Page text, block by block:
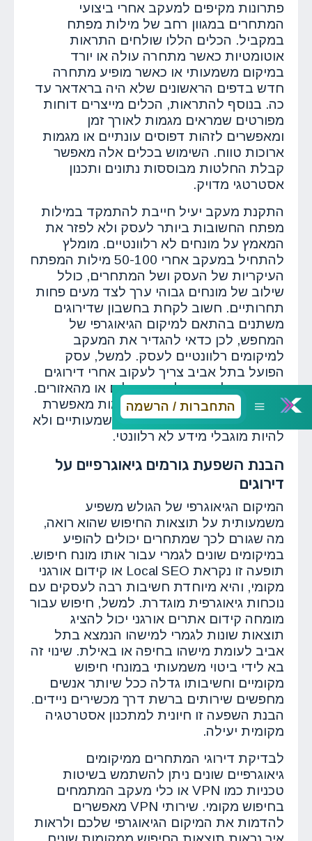
התחברות / הרשמה
פתרונות מקיפים למעקב אחרי ביצועי
המתחרים במגוון רחב של מילות מפתח
במקביל. הכלים הללו שולחים התראות
אוטומטיות כאשר מתחרה עולה או יורד
במיקום משמעותי או כאשר מופיע מתחרה
חדש בדפים הראשונים שלא היה בראדאר עד
כה. בנוסף להתראות, הכלים מייצרים דוחות
מפורטים שמראים מגמות לאורך זמן
ומאפשרים לזהות דפוסים עונתיים או מגמות
ארוכות טווח. השימוש בכלים אלה מאפשר
קבלת החלטות מבוססות נתונים ותכנון
אסטרטגי מדויק.
התקנת מעקב יעיל חייבת להתמקד במילות
מפתח החשובות ביותר לעסק ולא לפזר את
המאמץ על מונחים לא רלוונטיים. מומלץ
להתחיל במעקב אחרי 50-100 מילות המפתח
העיקריות של העסק ושל המתחרים, כולל
שילוב של מונחים גבוהי ערך לצד מעים פחות
תחרותיים. חשוב לקחת בחשבון שדירוגים
משתנים בהתאם למיקום הגיאוגרפי של
המחפש, לכן כדאי להגדיר את המעקב
למיקומים רלוונטיים לעסק. למשל, עסק
הפועל בתל אביב צריך לעקוב אחרי דירוגים
ממיקום תל אביב ולא מירושלים או מהאזורים.
בנוסף, הגדרת התראות מותאמות מאפשרת
לקבל עדכונים רק על שינויים משמעותיים ולא
להיות מוגבלי מידע לא רלוונטי.
הבנת השפעת גורמים גיאוגרפיים על
דירוגים
המיקום הגיאוגרפי של הגולש משפיע
משמעותית על תוצאות החיפוש שהוא רואה,
מה שגורם לכך שמתחרים יכולים להופיע
במיקומים שונים לגמרי עבור אותו מונח חיפוש.
תופעה זו נקראת Local SEO או קידום אורגני
מקומי, והיא מיוחדת חשיבות רבה לעסקים עם
נוכחות גיאוגרפית מוגדרת. למשל, חיפוש עבור
מומחה קידום אתרים אורגני יכול להציג
תוצאות שונות לגמרי למישהו הנמצא בתל
אביב לעומת מישהו בחיפה או באילת. שינוי זה
בא לידי ביטוי משמעותי במונחי חיפוש
מקומיים וחשיבותו גדלה ככל שיותר אנשים
מחפשים שירותים ברשת דרך מכשירים ניידים.
הבנת השפעה זו חיונית למתכנון אסטרטגיה
מקומית יעילה.
לבדיקת דירוגי המתחרים ממיקומים
גיאוגרפיים שונים ניתן להשתמש בשיטות
טכניות כמו VPN או כלי מעקב המתמחים
בחיפוש מקומי. שירותי VPN מאפשרים
להדמות את המיקום הגיאוגרפי שלכם ולראות